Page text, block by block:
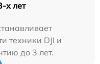
х лет
техники DJI и
до 3 лет.